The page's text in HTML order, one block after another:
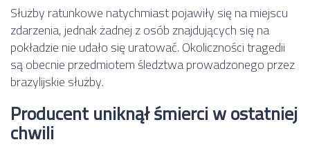
Służby ratunkowe natychmiast pojawiły się na miejscu
zdarzenia, jednak żadnej z osób znajdujących się na
pokładzie nie udało się uratować. Okoliczności tragedii
są obecnie przedmiotem śledztwa prowadzonego przez
brazylijskie służby.
Producent uniknął śmierci w ostatniej
chwili